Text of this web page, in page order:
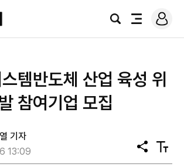
검
전
로
그
템반도체 산업 육성 위
참여기업 모집
기자
13:09
공
유
텍
스